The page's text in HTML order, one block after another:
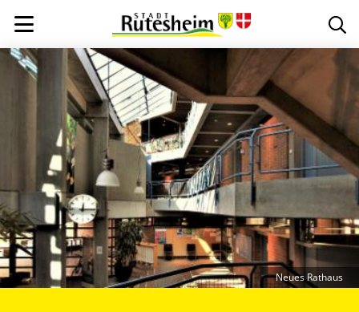
Neues Rathaus